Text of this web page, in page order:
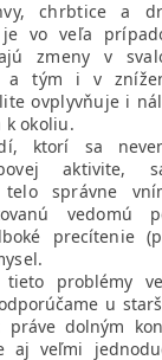
chrbtice a
vo veľa
zmeny v
a tým i v
ovplyvňuje i
k okoliu.
ktorí sa
aktivite,
telo správne
vedomú
precítenie
problémy
u
práve dolným
aj veľmi